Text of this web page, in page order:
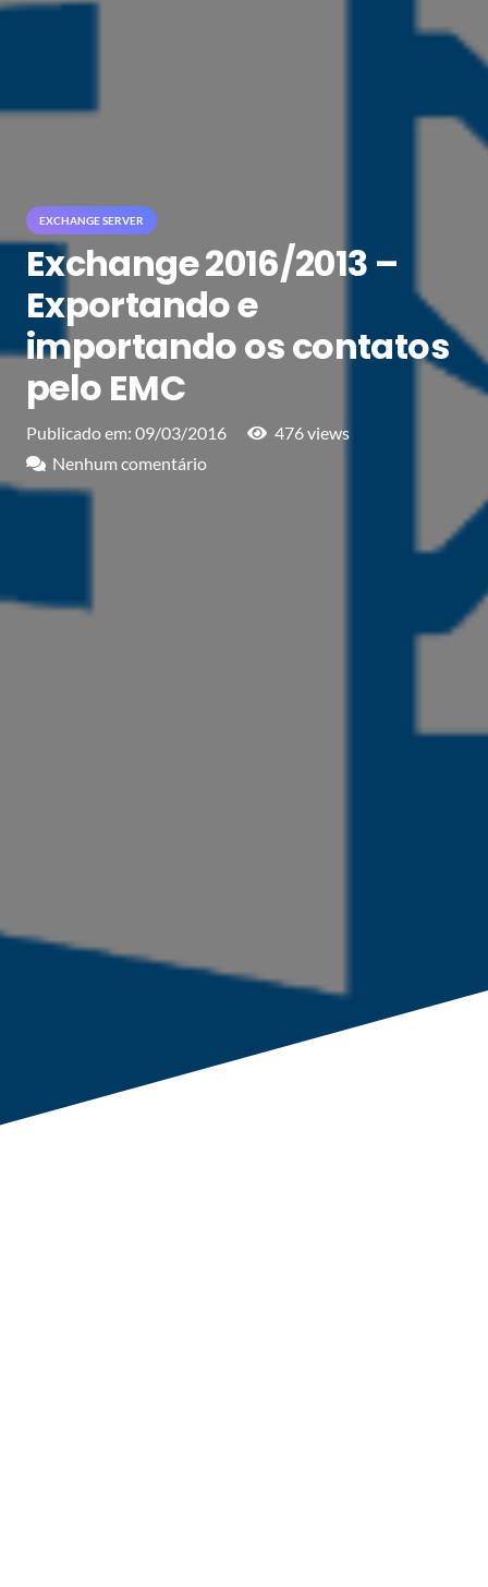
EXCHANGE SERVER
Exchange 2016/2013 –
Exportando e
importando os contatos
pelo EMC
Publicado em: 09/03/2016 476views
Nenhum comentário